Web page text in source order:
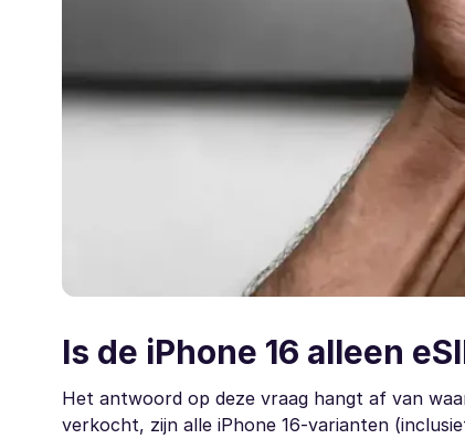
Is de iPhone 16 alleen
Het antwoord op deze vraag hangt af van
verkocht, zijn alle iPhone 16-varianten